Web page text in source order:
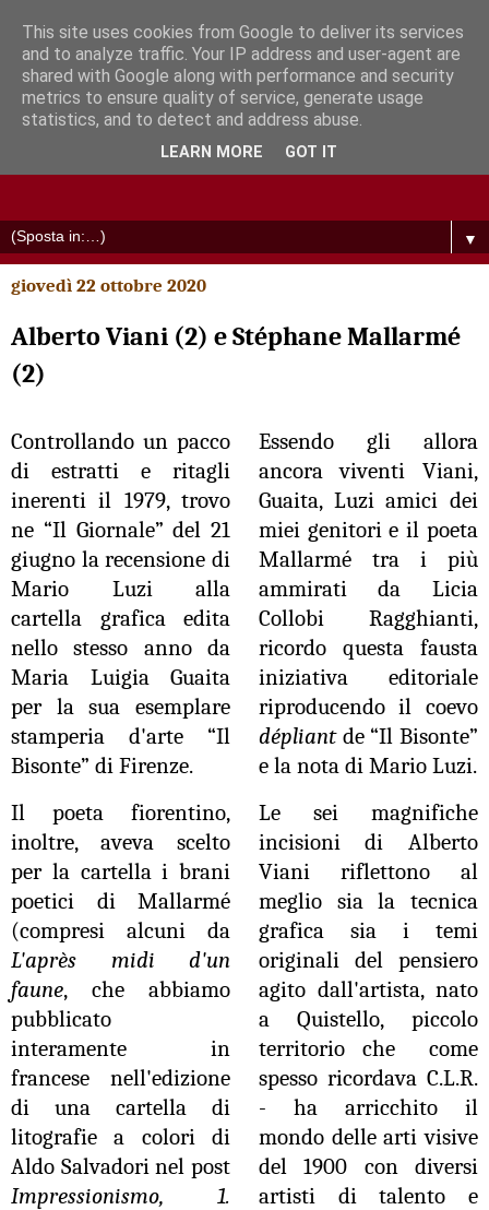
▼
giovedì 22 ottobre 2020
Alberto Viani (2) e Stéphane Mallarmé
(2)
Controllando un pacco
di estratti e ritagli
inerenti il 1979, trovo
ne “Il Giornale” del 21
giugno la recensione di
Mario Luzi alla
cartella grafica edita
nello stesso anno da
Maria Luigia Guaita
per la sua esemplare
stamperia d'arte “Il
Bisonte” di Firenze.
Il poeta fiorentino,
inoltre, aveva scelto
per la cartella i brani
poetici di Mallarmé
(compresi alcuni da
L'après midi d'un
faune, che abbiamo
pubblicato
interamente in
francese nell'edizione
di una cartella di
litografie a colori di
Aldo Salvadori nel post
Impressionismo, 1.
Essendo gli allora
ancora viventi Viani,
Guaita, Luzi amici dei
miei genitori e il poeta
Mallarmé tra i più
ammirati da Licia
Collobi Ragghianti,
ricordo questa fausta
iniziativa editoriale
riproducendo il coevo
dépliantde “Il Bisonte”
e la nota di Mario Luzi.
Le sei magnifiche
incisioni di Alberto
Viani riflettono al
meglio sia la tecnica
grafica sia i temi
originali del pensiero
agito dall'artista, nato
a Quistello, piccolo
territorio che ­ come
spesso ricordava C.L.R.
- ha arricchito il
mondo delle arti visive
del 1900 con diversi
artisti di talento e
This site uses cookies from Google to deliver its services
and to analyze traffic. Your IP address and user-agent are
shared with Google along with performance and security
metrics to ensure quality of service, generate usage
statistics, and to detect and address abuse.
LEARN MORE GOT IT